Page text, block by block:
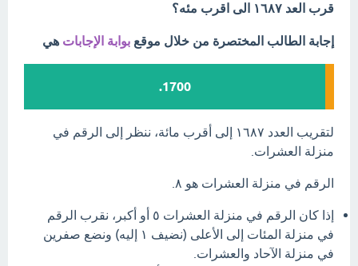
قرب العد ١٦٨٧ الى اقرب مئه؟
إجابة الطالب المختصرة من خلال موقع بوابة الإجابات هي
1700.
لتقريب العدد ١٦٨٧ إلى أقرب مائة، ننظر إلى الرقم في
منزلة العشرات.
الرقم في منزلة العشرات هو ٨.
إذا كان الرقم في منزلة العشرات ٥ أو أكبر، نقرب الرقم
في منزلة المئات إلى الأعلى (نضيف ١ إليه) ونضع صفرين
في منزلة الآحاد والعشرات.